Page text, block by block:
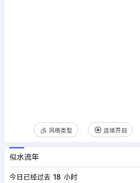
风格类型 连续开启
似水流年
今日已经过去 18 小时